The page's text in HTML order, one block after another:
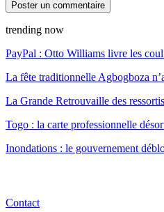
trending now
PayPal : Otto Williams livre les
La fête traditionnelle Agbogboza
La Grande Retrouvaille des
Togo : la carte professionnelle
Inondations : le gouvernement
Contact